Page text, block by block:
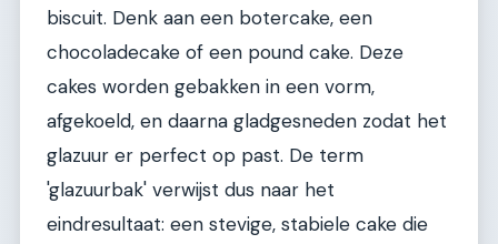
biscuit. Denk aan een botercake, een
chocoladecake of een pound cake. Deze
cakes worden gebakken in een vorm,
afgekoeld, en daarna gladgesneden zodat het
glazuur er perfect op past. De term
'glazuurbak' verwijst dus naar het
eindresultaat: een stevige, stabiele cake die